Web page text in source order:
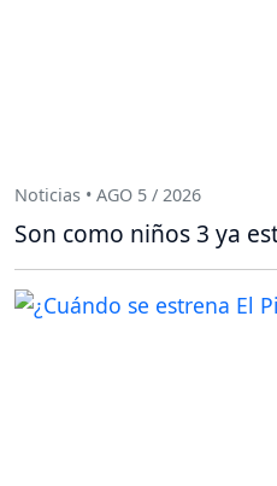
Noticias • AGO 5 / 2026
Son como niños 3 ya